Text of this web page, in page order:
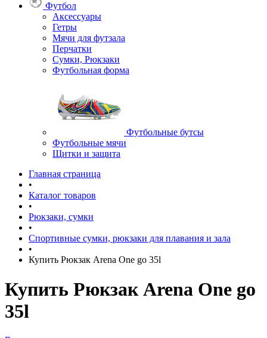
Футбол
Аксессуары
Гетры
Мячи для футзала
Перчатки
Сумки, Рюкзаки
Футбольная форма
Футбольные бутсы
Футбольные мячи
Щитки и защита
Главная страница
•
Каталог товаров
•
Рюкзаки, сумки
•
Спортивные сумки, рюкзаки для плавания и зала
•
Купить Рюкзак Arena One go 35l
Купить Рюкзак Arena One go
35l